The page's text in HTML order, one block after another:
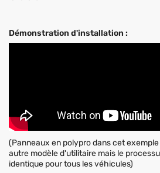
Démonstration d'installation :
(Panneaux en polypro dans cet
autre modèle d'utilitaire mais le
identique pour tous les véhicules)